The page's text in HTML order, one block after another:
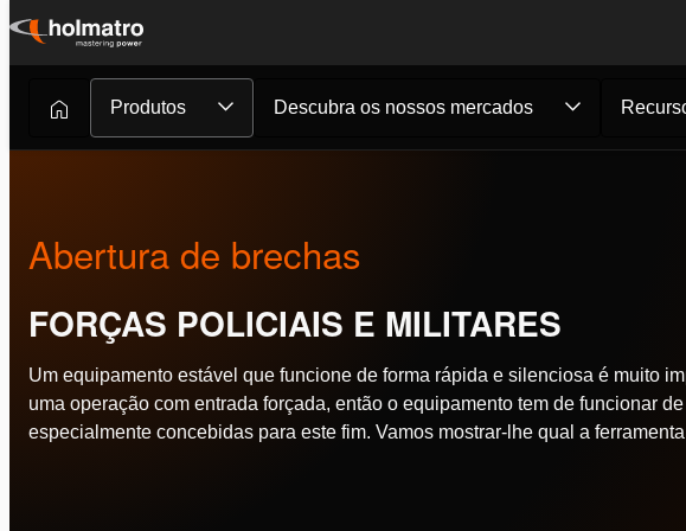
Ir
conteúdo
Produtos Descubra os nossos mercados
Abertura de brechas
FORÇAS POLICIAIS E MILITARES
Um equipamento estável que funcione de forma rápida e silenciosa é muito
uma operação com entrada forçada, então o equipamento tem de funcionar
especialmente concebidas para este fim. Vamos mostrar-lhe qual a